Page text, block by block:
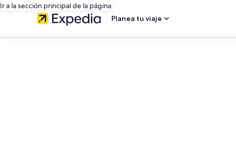
Ir a la sección principal de la página
Planea tu viaje